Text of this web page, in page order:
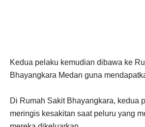
Kedua pelaku kemudian dibawa ke
Bhayangkara Medan guna
Di Rumah Sakit Bhayangkara, kedua
meringis kesakitan saat peluru yang